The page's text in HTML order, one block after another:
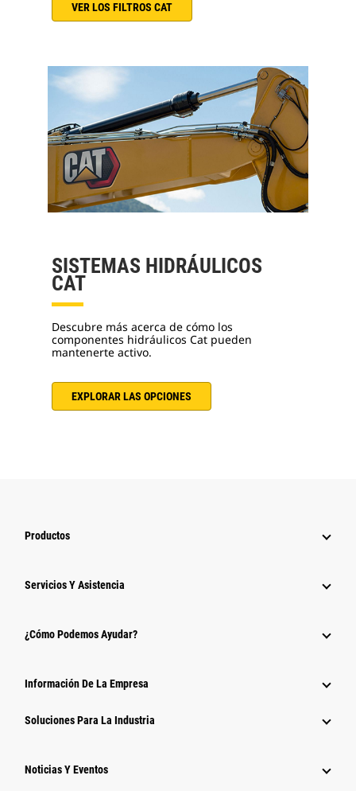
VER LOS FILTROS CAT
SISTEMAS HIDRÁULICOS
CAT
Descubre más acerca de cómo los
componentes hidráulicos Cat pueden
mantenerte activo.
EXPLORAR LAS OPCIONES
Productos
Servicios Y Asistencia
¿Cómo Podemos Ayudar?
Información De La Empresa
Soluciones Para La Industria
Noticias Y Eventos